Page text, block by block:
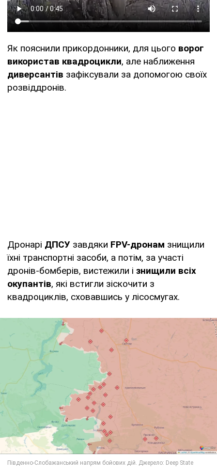
Як пояснили прикордонники, для цього ворог
використав квадроцикли, але наближення
диверсантів зафіксували за допомогою своїх
розвіддронів.
Дронарі ДПСУ завдяки FPV-дронам знищили
їхні транспортні засоби, а потім, за участі
дронів-бомберів, вистежили і знищили всіх
окупантів, які встигли зіскочити з
квадроциклів, сховавшись у лісосмугах.